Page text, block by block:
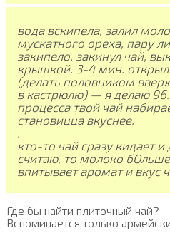
вода вскипела, залил
мускатного ореха, пару
закипело, закинул чай,
крышкой. 3-4 мин.
(делать половником
в кастрюлю) — я делаю 96.
процесса твой чай
становицца вкуснее.
кто-то чай сразу кидает
считаю, то молоко
впитывает аромат и вкус
Где бы найти плиточный чай?
Вспоминается только